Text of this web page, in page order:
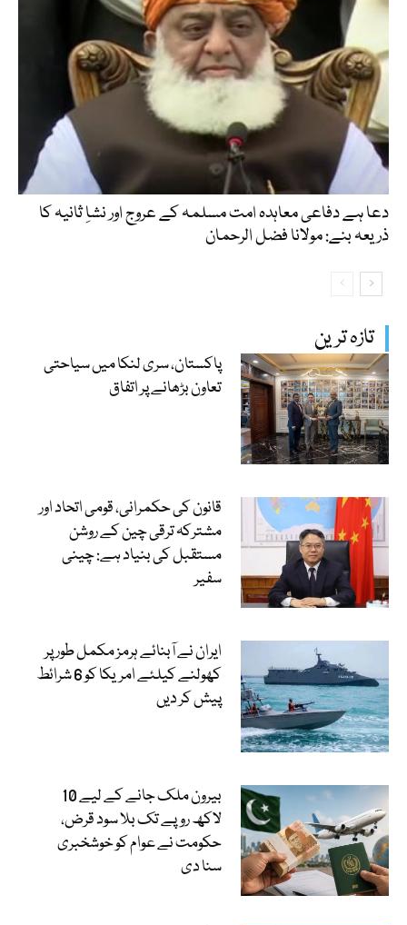
تازہ ترین
پاکستان، سری لنکا میں سیاحتی
تعاون بڑھانے پر اتفاق
قانون کی حکمرانی، قومی اتحاد اور
مشترکہ ترقی چین کے روشن
مستقبل کی بنیاد ہے: چینی
سفیر
ایران نے آبنائے ہرمز مکمل طور پر
کھولنے کیلئے امریکا کو 6 شرائط
پیش کر دیں
بیرون ملک جانے کے لیے 10
لاکھ روپے تک بلا سود قرض،
حکومت نے عوام کو خوشخبری
سنا دی
دعا ہے دفاعی معاہدہ امت مسلمہ کے عروج اور نشاِ ثانیہ کا
ذریعہ بنے: مولانا فضل الرحمان